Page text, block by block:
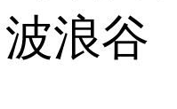
波浪谷